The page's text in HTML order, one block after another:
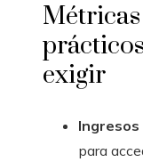
exigir
para